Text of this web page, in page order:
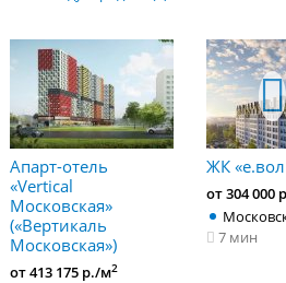
Апарт-отель
«Vertical
Московская»
(«Вертикаль
Московская»)
от 413 175 р./м2
ЖК
от 304 000
7 мин